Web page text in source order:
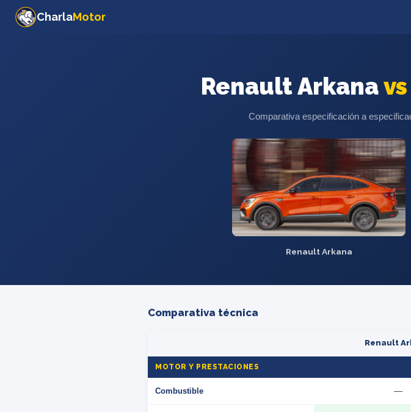
CharlaMotor
Renault Arkanavs
Comparativa especificación a
Renault Arkana
Comparativa técnica
Renault
MOTOR Y PRESTACIONES
Combustible —